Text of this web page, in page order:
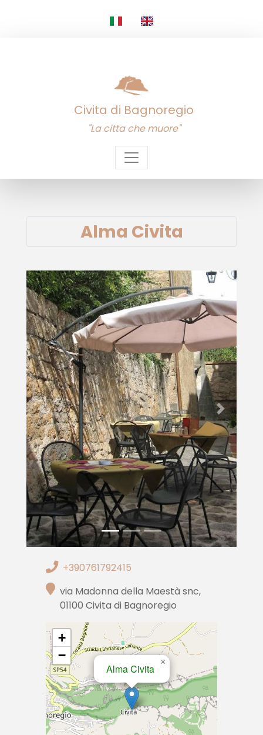
Civita di Bagnoregio
"La citta che muore"
Alma Civita
Previous Next
+390761792415
via Madonna della Maestà snc,
01100 Civita di Bagnoregio
Alma Civita
×
+
−